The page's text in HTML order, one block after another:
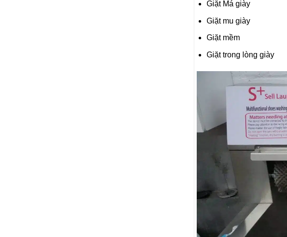
Giặt Má giày
Giặt mu giày
Giặt mềm
Giặt trong lòng giày